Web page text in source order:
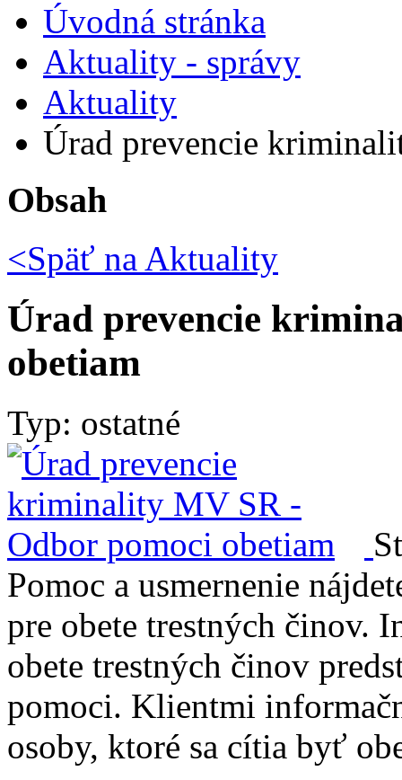
Úvodná stránka
Aktuality - správy
Aktuality
Úrad prevencie
Obsah
<Späť na Aktuality
Úrad prevencie
obetiam
Typ: ostatné
Pomoc a usmernenie
pre obete trestných činov.
obete trestných činov
pomoci. Klientmi
osoby, ktoré sa cítia byť